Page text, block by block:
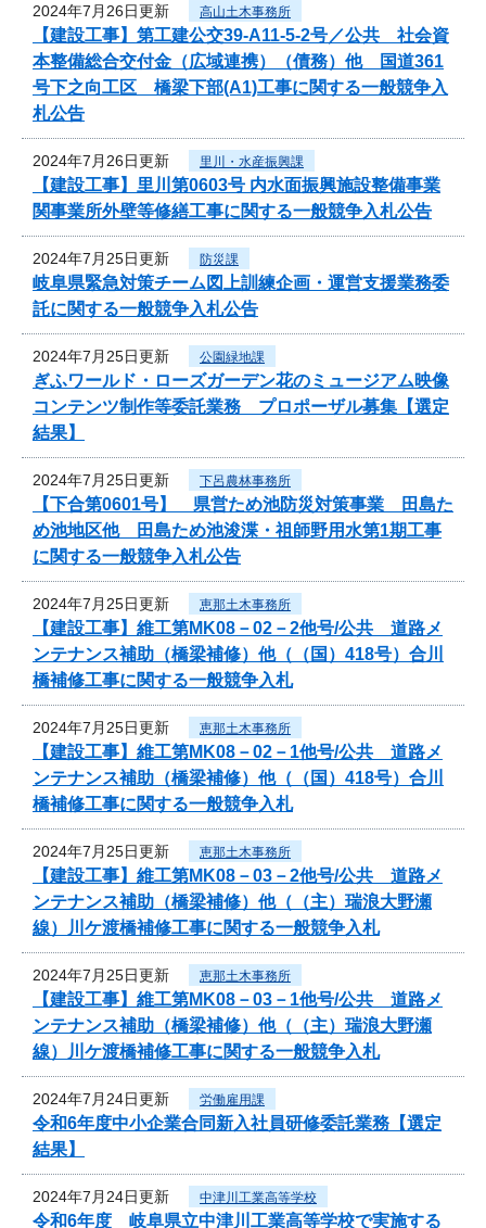
2024年7月26日更新 高山土木事務所
【建設工事】第工建公交39-A11-5-2号／公共 社会資
本整備総合交付金（広域連携）（債務）他 国道361
号下之向工区 橋梁下部(A1)工事に関する一般競争入
札公告
2024年7月26日更新 里川・水産振興課
【建設工事】里川第0603号 内水面振興施設整備事業
関事業所外壁等修繕工事に関する一般競争入札公告
2024年7月25日更新 防災課
岐阜県緊急対策チーム図上訓練企画・運営支援業務委
託に関する一般競争入札公告
2024年7月25日更新 公園緑地課
ぎふワールド・ローズガーデン花のミュージアム映像
コンテンツ制作等委託業務 プロポーザル募集【選定
結果】
2024年7月25日更新 下呂農林事務所
【下合第0601号】 県営ため池防災対策事業 田島た
め池地区他 田島ため池浚渫・祖師野用水第1期工事
に関する一般競争入札公告
2024年7月25日更新 恵那土木事務所
【建設工事】維工第MK08－02－2他号/公共 道路メ
ンテナンス補助（橋梁補修）他（（国）418号）合川
橋補修工事に関する一般競争入札
2024年7月25日更新 恵那土木事務所
【建設工事】維工第MK08－02－1他号/公共 道路メ
ンテナンス補助（橋梁補修）他（（国）418号）合川
橋補修工事に関する一般競争入札
2024年7月25日更新 恵那土木事務所
【建設工事】維工第MK08－03－2他号/公共 道路メ
ンテナンス補助（橋梁補修）他（（主）瑞浪大野瀬
線）川ケ渡橋補修工事に関する一般競争入札
2024年7月25日更新 恵那土木事務所
【建設工事】維工第MK08－03－1他号/公共 道路メ
ンテナンス補助（橋梁補修）他（（主）瑞浪大野瀬
線）川ケ渡橋補修工事に関する一般競争入札
2024年7月24日更新 労働雇用課
令和6年度中小企業合同新入社員研修委託業務【選定
結果】
2024年7月24日更新 中津川工業高等学校
令和6年度 岐阜県立中津川工業高等学校で実施する